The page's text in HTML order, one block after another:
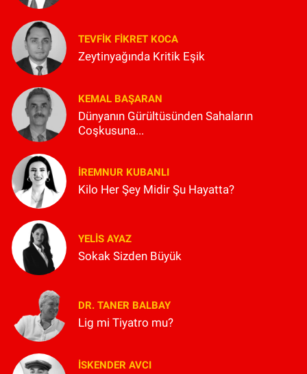
TEVFIK FIKRET KOCA
Zeytinyağında Kritik Eşik
KEMAL BAŞARAN
Dünyanın Gürültüsünden Sahaların
Coşkusuna...
İREMNUR KUBANLI
Kilo Her Şey Midir Şu Hayatta?
YELIS AYAZ
Sokak Sizden Büyük
DR. TANER BALBAY
Lig mi Tiyatro mu?
İSKENDER AVCI